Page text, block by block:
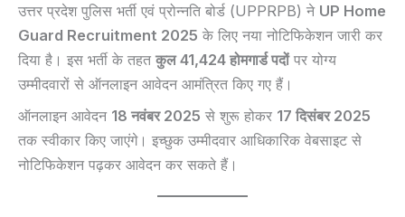
उत्तर प्रदेश पुलिस भर्ती एवं प्रोन्नति बोर्ड (UPPRPB) ने UP Home
Guard Recruitment 2025 के लिए नया नोटिफिकेशन जारी कर
दिया है। इस भर्ती के तहत कुल 41,424 होमगार्ड पदोंपर योग्य
उम्मीदवारों से ऑनलाइन आवेदन आमंत्रित किए गए हैं।
ऑनलाइन आवेदन 18 नवंबर 2025 से शुरू होकर 17 दिसंबर 2025
तक स्वीकार किए जाएंगे। इच्छुक उम्मीदवार आधिकारिक वेबसाइट से
नोटिफिकेशन पढ़कर आवेदन कर सकते हैं।